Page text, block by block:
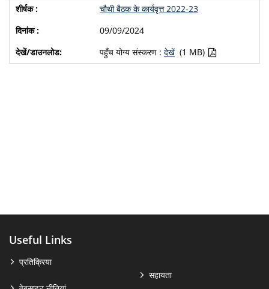
चौथी बैठक के कार्यवृत्त 2022-23
09/09/2024
पहुँच योग्य संस्करण : देखें (1 MB)
Useful Links
प्रतिक्रिया
सहायता